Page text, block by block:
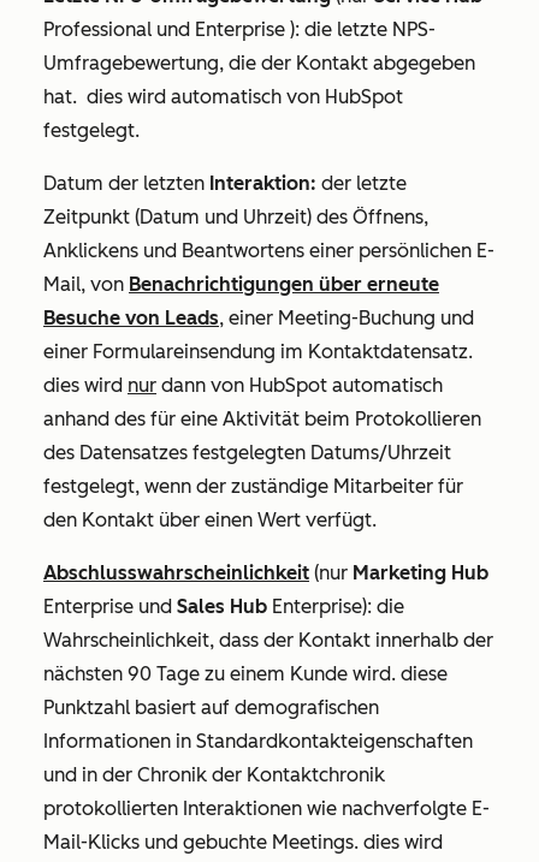
Professional und Enterprise ): die letzte NPS-
Umfragebewertung, die der Kontakt abgegeben
hat. dies wird automatisch von HubSpot
festgelegt.
Datum der letzten Interaktion: der letzte
Zeitpunkt (Datum und Uhrzeit) des Öffnens,
Anklickens und Beantwortens einer persönlichen E-
Mail, von Benachrichtigungen über erneute
Besuche von Leads, einer Meeting-Buchung und
einer Formulareinsendung im Kontaktdatensatz.
dies wird nur dann von HubSpot automatisch
anhand des für eine Aktivität beim Protokollieren
des Datensatzes festgelegten Datums/Uhrzeit
festgelegt, wenn der zuständige Mitarbeiter für
den Kontakt über einen Wert verfügt.
Abschlusswahrscheinlichkeit (nur Marketing Hub
Enterprise und Sales Hub Enterprise): die
Wahrscheinlichkeit, dass der Kontakt innerhalb der
nächsten 90 Tage zu einem Kunde wird. diese
Punktzahl basiert auf demografischen
Informationen in Standardkontakteigenschaften
und in der Chronik der Kontaktchronik
protokollierten Interaktionen wie nachverfolgte E-
Mail-Klicks und gebuchte Meetings. dies wird